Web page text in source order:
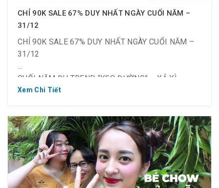
CHỈ 90K SALE 67% DUY NHẤT NGÀY CUỐI NĂM –
31/12
CHỈ 90K SALE 67% DUY NHẤT NGÀY CUỐI NĂM –
31/12
CUỐI NĂM ĐU TREND “KẸO ĐƯỜNG” – XẢ XÌ –
TRÉT NHẬN THƯỞNG
Tách kẹo đường, được giải thưởng tại khu du lịch
Hàn Quốc. Trò vui sao mình không thử?
️ Duy nhất ngày 31/12/2021
Xem Chi Tiết